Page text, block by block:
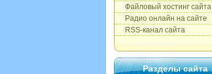
Файловый хостинг сайта
Радио онлайн на сайте
RSS-канал сайта
Разделы сайта